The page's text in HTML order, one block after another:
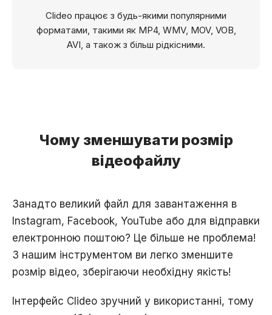
Clideo працює з будь-якими популярними
форматами, такими як MP4, WMV, MOV, VOB,
AVI, а також з більш рідкісними.
Чому зменшувати розмір
відеофайлу
Занадто великий файл для завантаження в
Instagram, Facebook, YouTube або для відправки
електронною поштою? Це більше не проблема!
З нашим інструментом ви легко зменшите
розмір відео, зберігаючи необхідну якість!
Інтерфейс Clideo зручний у використанні, тому